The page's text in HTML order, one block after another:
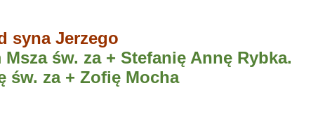
syna Jerzego
św. za + Stefanię Annę Rybka.
św. za + Zofię Mocha